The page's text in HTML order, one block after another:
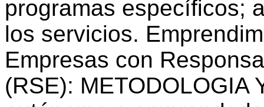
programas específicos;
los servicios.
Empresas con
(RSE): METODOLOGIA